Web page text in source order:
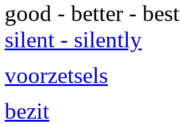
good - better - best
silent - silently
voorzetsels
bezit